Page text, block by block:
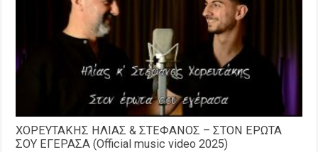
ΧΟΡΕΥΤΑΚΗΣ ΗΛΙΑΣ & ΣΤΕΦΑΝΟΣ – ΣΤΟΝ ΕΡΩΤΑ
ΣΟΥ ΕΓΕΡΑΣΑ (Official music video 2025)